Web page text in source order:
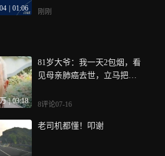
01:06
力
刚刚
| 03:18
81岁大爷：我一天2包烟，看
见母亲肺癌去世，立马把烟
8评论07-16
老司机都懂！叩谢